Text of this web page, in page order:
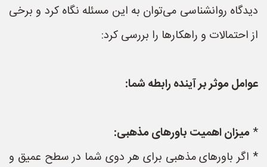
دیدگاه روانشناسی می‌توان به این مسئله نگاه کرد و برخی
از احتمالات و راهکارها را بررسی کرد:
عوامل موثر بر آینده رابطه شما:
*میزان اهمیت باورهای مذهبی:
* اگر باورهای مذهبی برای هر دوی شما در سطح عمیق و